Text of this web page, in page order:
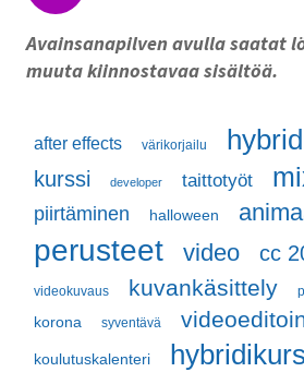
Avainsanapilven avulla saatat
muuta kiinnostavaa sisältöä.
after effects värikorjailu
kurssi developer taittotyöt
piirtäminen halloween
perusteet video cc
videokuvaus kuvankäsittely
korona
syventävä
koulutuskalenteri